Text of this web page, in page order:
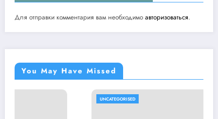
Для отправки комментария вам необходимо авторизоваться.
You May Have Missed